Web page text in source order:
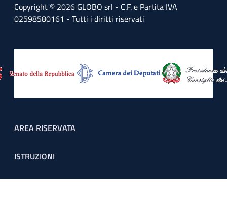
Copyright © 2026 GLOBO srl - C.F. e Partita IVA
02598580161 - Tutti i diritti riservati
Footer menu
AREA RISERVATA
ISTRUZIONI